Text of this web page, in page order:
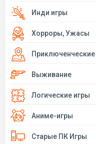
Инди игры
Хорроры, Ужасы
Приключенческие
Выживание
Логические игры
Аниме-игры
Старые ПК Игры